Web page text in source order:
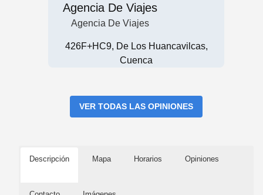
Agencia De Viajes
Agencia De Viajes
426F+HC9, De Los Huancavilcas,
Cuenca
VER TODAS LAS OPINIONES
Descripción Mapa Horarios Opiniones